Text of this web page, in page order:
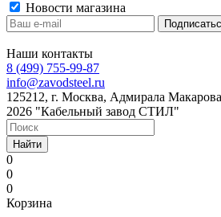
Новости магазина
Наши контакты
8 (499) 755-99-87
info@zavodsteel.ru
125212, г. Москва, Адмирала
2026 "Кабельный завод СТИЛ"
Найти
0
0
0
Корзина